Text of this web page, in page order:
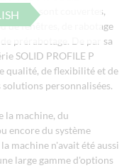
sont couvertes,
de fenêtres, de rabotage
prérabotage. De par sa
SOLID PROFILE P
qualité, de flexibilité et de
personnalisées.
la machine, du
encore du système
machine n'avait été aussi
large gamme d'options